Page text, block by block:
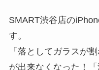
SMART渋谷店の
す。
「落としてガラスが
が出来なくなった！